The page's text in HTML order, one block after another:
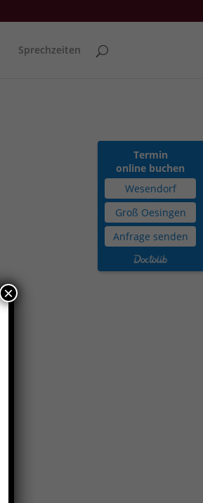
Sprechzeiten
×
Termin
online buchen
Wesendorf
Groß Oesingen
Anfrage senden